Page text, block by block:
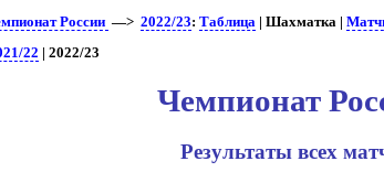
России —>2022/23:Таблица | Шахматка |
22 | 2022/23
Чемпионат
Результаты всех